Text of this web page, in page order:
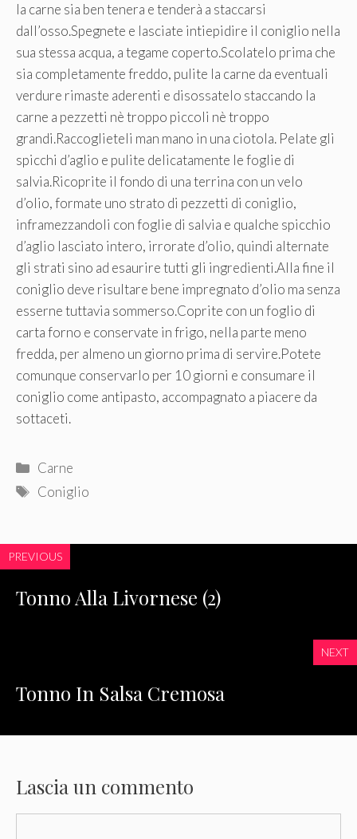
la carne sia ben tenera e tenderà a staccarsi
dall’osso.Spegnete e lasciate intiepidire il coniglio nella
sua stessa acqua, a tegame coperto.Scolatelo prima che
sia completamente freddo, pulite la carne da eventuali
verdure rimaste aderenti e disossatelo staccando la
carne a pezzetti nè troppo piccoli nè troppo
grandi.Raccoglieteli man mano in una ciotola. Pelate gli
spicchi d’aglio e pulite delicatamente le foglie di
salvia.Ricoprite il fondo di una terrina con un velo
d’olio, formate uno strato di pezzetti di coniglio,
inframezzandoli con foglie di salvia e qualche spicchio
d’aglio lasciato intero, irrorate d’olio, quindi alternate
gli strati sino ad esaurire tutti gli ingredienti.Alla fine il
coniglio deve risultare bene impregnato d’olio ma senza
esserne tuttavia sommerso.Coprite con un foglio di
carta forno e conservate in frigo, nella parte meno
fredda, per almeno un giorno prima di servire.Potete
comunque conservarlo per 10 giorni e consumare il
coniglio come antipasto, accompagnato a piacere da
sottaceti.
Categorie
Carne
Tag
Coniglio
PREVIOUS
Tonno Alla Livornese (2)
NEXT
Tonno In Salsa Cremosa
Lascia un commento